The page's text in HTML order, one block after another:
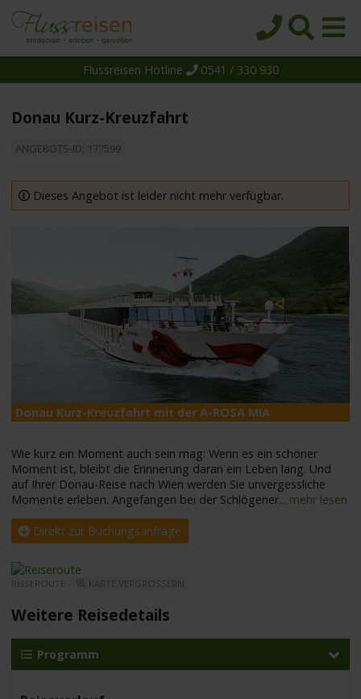
Reedereien
Wissen
Suche
Flussreisen Hotline 0541 / 330 930
Donau Kurz-Kreuzfahrt
ANGEBOTS-ID: 177599
Dieses Angebot ist leider nicht mehr verfügbar.
Donau Kurz-Kreuzfahrt mit der A-ROSA MIA
Wie kurz ein Moment auch sein mag: Wenn es ein schöner
Moment ist, bleibt die Erinnerung daran ein Leben lang. Und
auf Ihrer Donau-Reise nach Wien werden Sie unvergessliche
Momente erleben. Angefangen bei der Schlögener... mehr lesen
Direkt zur Buchungsanfrage
REISEROUTE -
Weitere Reisedetails
Programm